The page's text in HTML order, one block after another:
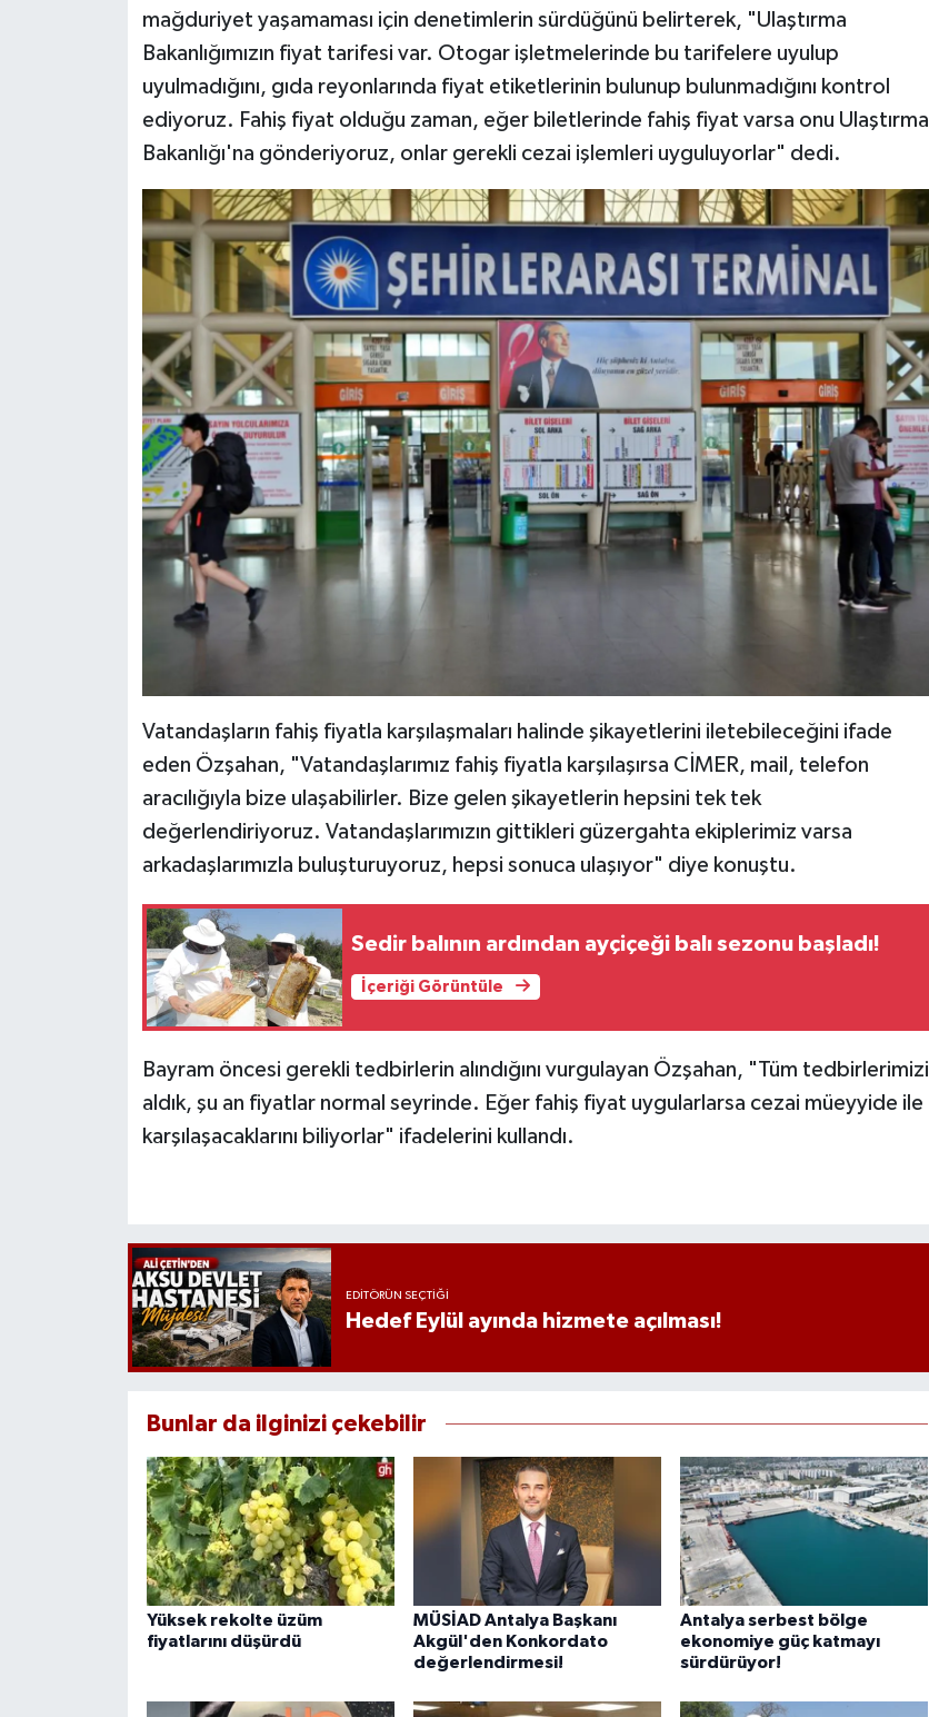
mağduriyet yaşamaması için denetimlerin sürdüğünü belirterek, "Ulaştırma
Bakanlığımızın fiyat tarifesi var. Otogar işletmelerinde bu tarifelere uyulup
uyulmadığını, gıda reyonlarında fiyat etiketlerinin bulunup bulunmadığını kontrol
ediyoruz. Fahiş fiyat olduğu zaman, eğer biletlerinde fahiş fiyat varsa onu Ulaştırma
Bakanlığı'na gönderiyoruz, onlar gerekli cezai işlemleri uyguluyorlar" dedi.
Vatandaşların fahiş fiyatla karşılaşmaları halinde şikayetlerini iletebileceğini ifade
eden Özşahan, "Vatandaşlarımız fahiş fiyatla karşılaşırsa CİMER, mail, telefon
aracılığıyla bize ulaşabilirler. Bize gelen şikayetlerin hepsini tek tek
değerlendiriyoruz. Vatandaşlarımızın gittikleri güzergahta ekiplerimiz varsa
arkadaşlarımızla buluşturuyoruz, hepsi sonuca ulaşıyor" diye konuştu.
Sedir balının ardından ayçiçeği balı sezonu başladı!
İçeriği Görüntüle
Bayram öncesi gerekli tedbirlerin alındığını vurgulayan Özşahan, "Tüm tedbirlerimizi
aldık, şu an fiyatlar normal seyrinde. Eğer fahiş fiyat uygularlarsa cezai müeyyide ile
karşılaşacaklarını biliyorlar" ifadelerini kullandı.
EDITÖRÜN SEÇTIĞI
Hedef Eylül ayında hizmete açılması!
Bunlar da ilginizi çekebilir
Yüksek rekolte üzüm
fiyatlarını düşürdü
MÜSİAD Antalya Başkanı
Akgül'den Konkordato
değerlendirmesi!
Antalya serbest bölge
ekonomiye güç katmayı
sürdürüyor!